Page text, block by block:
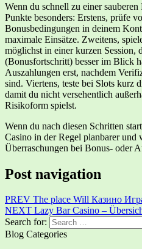
Wenn du schnell zu einer
Punkte besonders: Erstens, prüfe
Bonusbedingungen in deinem
maximale Einsätze. Zweitens,
möglichst in einer kurzen Session,
(Bonusfortschritt) besser im Blick
Auszahlungen erst, nachdem
sind. Viertens, teste bei Slots kurz
damit du nicht versehentlich
Risikoform spielst.
Wenn du nach diesen Schritten
Casino in der Regel planbarer und
Überraschungen bei Bonus- oder
Post navigation
PREV The place Will Казино
NEXT Lazy Bar Casino –
Search for:
Blog Categories